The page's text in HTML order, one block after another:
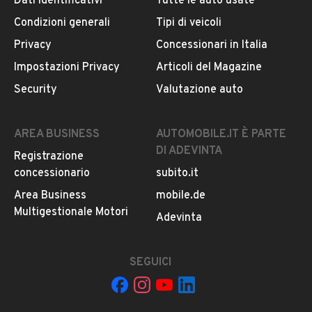
CONTATTA IL VENDITORE
Il veicolo è ancora disponibile?
Offrite finanziamenti?
Accettate permute?
È possibile vedere più foto?
Quali sono le condizioni della garanzia?
Condizioni generali
Privacy
Impostazioni Privacy
Security
Tipi di veicoli
Concessionari in Italia
Articoli del Magazine
Valutazione auto
AREA BUSINESS
Registrazione
concessionario
Area Business
Multigestionale Motori
AUTOMOBILE.IT È PARTE
DI ADEVINTA
subito.it
mobile.de
Adevinta
SEGUICI